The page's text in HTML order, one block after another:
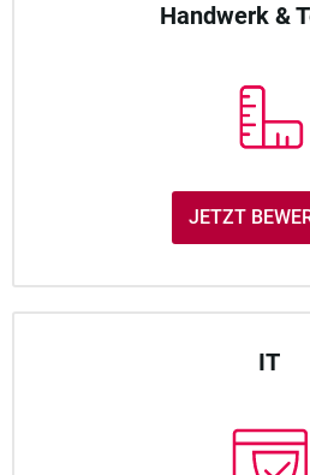
Handwerk &
JETZT
IT